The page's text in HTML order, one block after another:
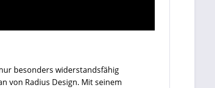
besonders widerstandsfähig
von Radius Design. Mit seinem